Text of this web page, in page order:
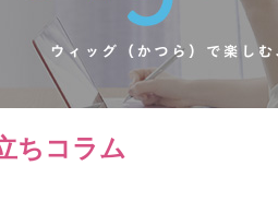
ちコラム